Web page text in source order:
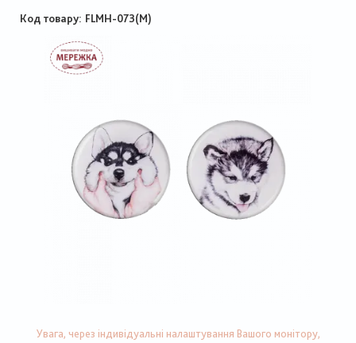
Код товару FLMH-073(M)
Увага, через індивідуальні налаштування Вашого монітору,